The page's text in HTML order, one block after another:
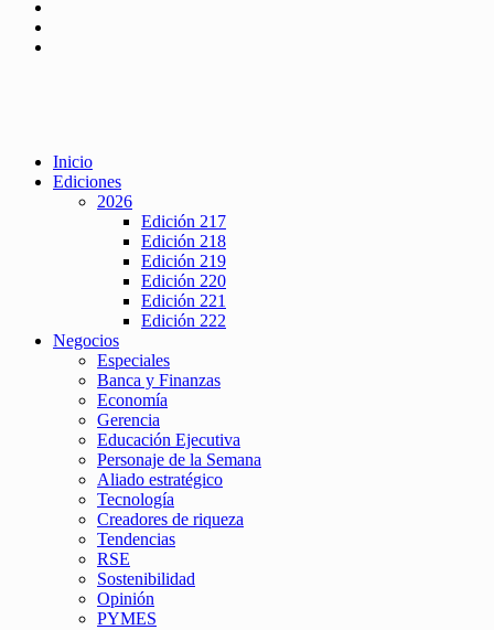
Inicio
Ediciones
2026
Edición 217
Edición 218
Edición 219
Edición 220
Edición 221
Edición 222
Negocios
Especiales
Banca y Finanzas
Economía
Gerencia
Educación Ejecutiva
Personaje de la Semana
Aliado estratégico
Tecnología
Creadores de riqueza
Tendencias
RSE
Sostenibilidad
Opinión
PYMES